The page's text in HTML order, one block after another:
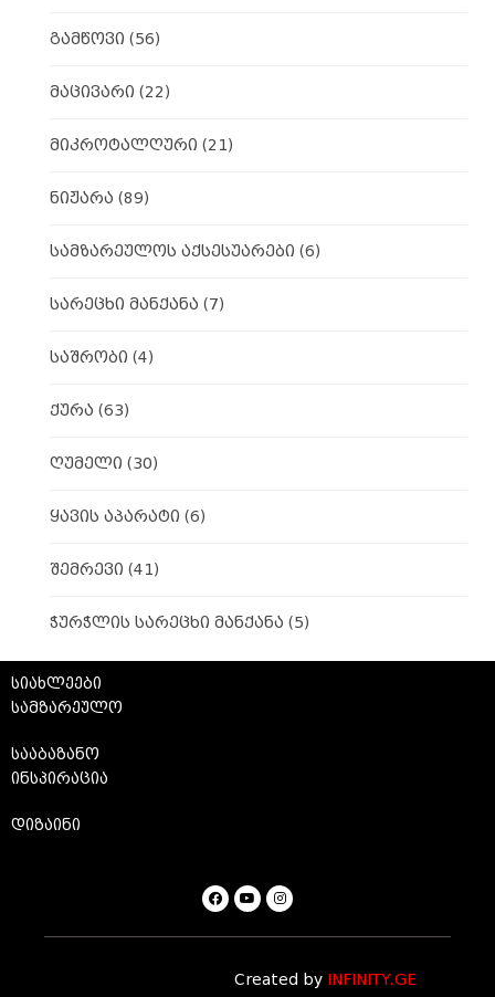
გამწოვი (56)
მაცივარი (22)
მიკროტალღური (21)
ნიჟარა (89)
სამზარეულოს აქსესუარები (6)
სარეცხი მანქანა (7)
საშრობი (4)
ქურა (63)
ღუმელი (30)
ყავის აპარატი (6)
შემრევი (41)
ჭურჭლის სარეცხი მანქანა (5)
სიახლეები
სამზარეულო
სააბაზანო
ინსპირაცია
დიზაინი
Created by INFINITY.GE